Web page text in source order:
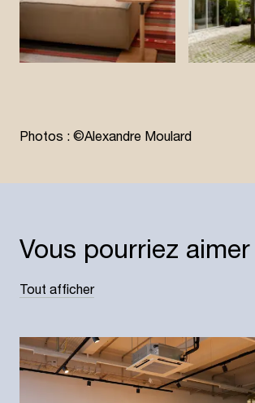
Photos : ©Alexandre Moulard
Vous pourriez aimer
Tout afficher